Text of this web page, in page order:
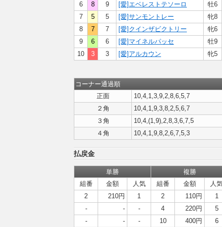
6
8 9 [愛]エベレストテソーロ
牡6
7
5 5 [愛]サンモントレー
牝8
8
7 7 [愛]クインザビクトリー
牝6
9
6 6 [愛]マイネルパッセ
牡9
10
3 3 [愛]アルカウン 牝5
コーナー通過順
正面
10,4,1,3,9,2,8,6,5,7
２角
10,4,1,9,3,8,2,5,6,7
３角
10,4,(1,9),2,8,3,6,7,5
４角
10,4,1,9,8,2,6,7,5,3
払戻金
単勝
複勝
組番
金額 人気 組番 金額
人
2
210円 1 2 110円
1
-
- - 4 220円
5
-
- - 10 400円 6